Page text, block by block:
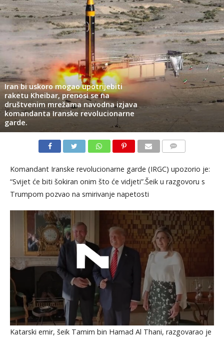
Iran bi uskoro mogao upotrijebiti
raketu Kheibar, prenosi se na
društvenim mrežama navodna izjava
komandanta Iranske revolucionarne
garde.
Komandant Iranske revolucionarne garde (IRGC) upozorio je:
“Svijet će biti šokiran onim što će vidjeti”.Šeik u razgovoru s
Trumpom pozvao na smirivanje napetosti
Katarski emir, šeik Tamim bin Hamad Al Thani, razgovarao je